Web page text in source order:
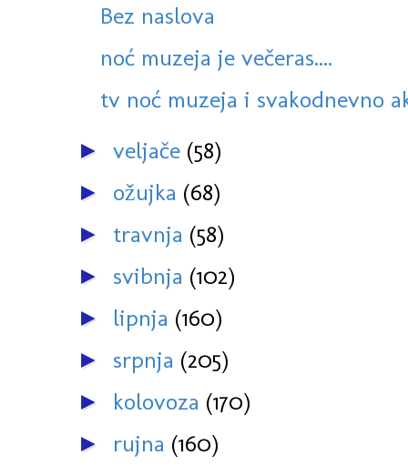
Bez naslova
noć muzeja je večeras....
tv noć muzeja i svakodnevno
► veljače (58)
► ožujka (68)
► travnja (58)
► svibnja (102)
► lipnja (160)
► srpnja (205)
► kolovoza (170)
► rujna (160)